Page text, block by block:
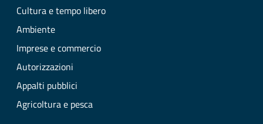
Cultura e tempo libero
Ambiente
Imprese e commercio
Autorizzazioni
Appalti pubblici
Agricoltura e pesca